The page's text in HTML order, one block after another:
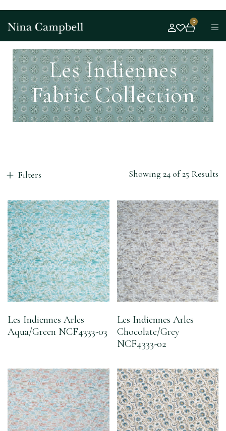
0
Les Indiennes
Fabric Collection
Filters Showing 24 of 25 Results
Les Indiennes Arles
Aqua/Green NCF4333-03
Les Indiennes Arles
Chocolate/Grey
NCF4333-02